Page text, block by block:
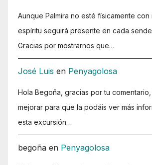
Aunque Palmira no esté físicamente con
espíritu seguirá presente en cada
Gracias por mostrarnos que…
José Luis en Penyagolosa
Hola Begoña, gracias por tu
mejorar para que la podáis ver más
esta excursión…
begoña en Penyagolosa